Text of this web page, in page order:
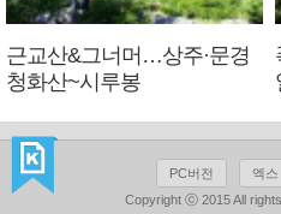
근교산&그너머…상주·문경
청화산~시루봉
PC버전 엑스
Copyright ⓒ 2015 All